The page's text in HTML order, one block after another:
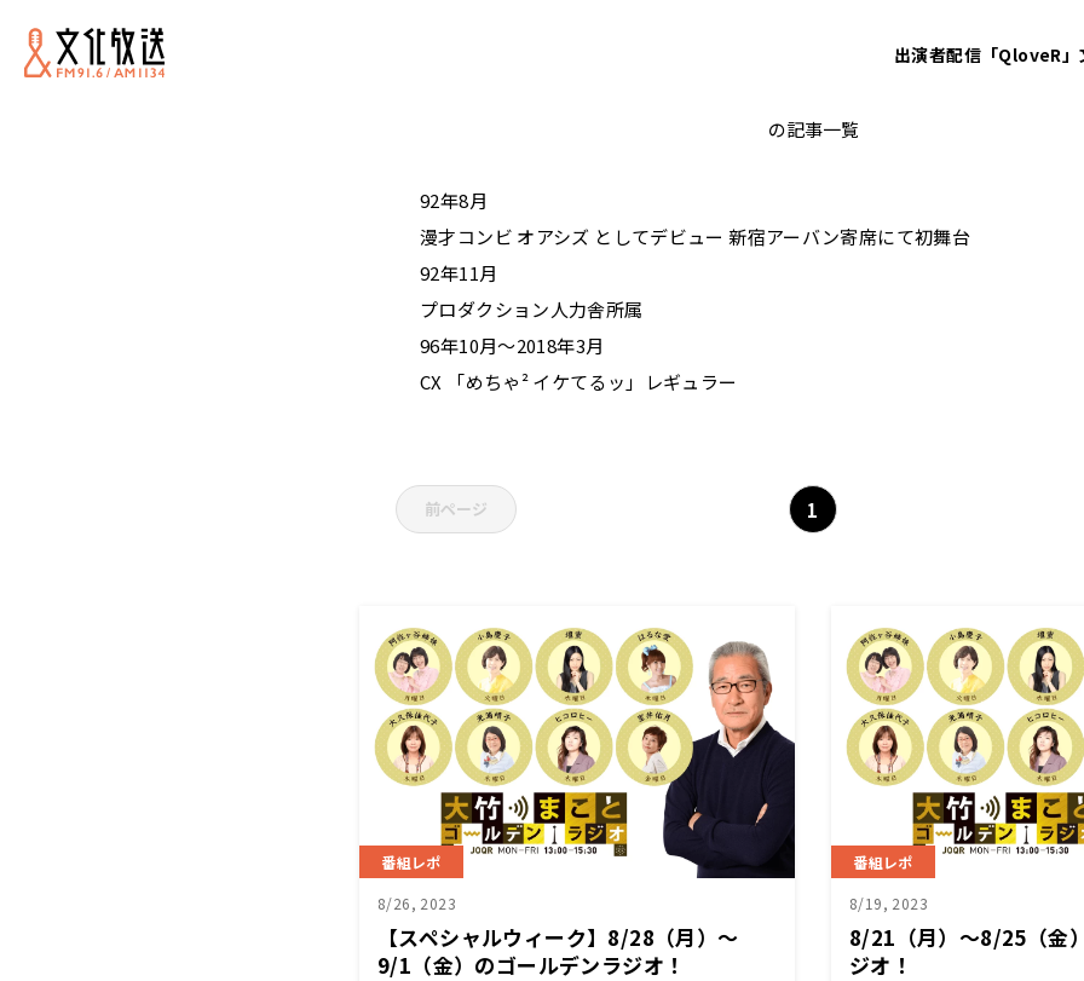
出演者配信「QloveR」
大久保佳代子
の記事一覧
92年8月
漫才コンビ オアシズ としてデビュー 新宿アーバン寄席にて初舞台
92年11月
プロダクション人力舎所属
96年10月～2018年3月
CX 「めちゃ² イケてるッ」レギュラー
前ページ 1
番組レポ
8/26, 2023
【スペシャルウィーク】8/28（月）～
9/1（金）のゴールデンラジオ！
番組レポ
8/19, 2023
8/21（月）～8/25（金
ジオ！